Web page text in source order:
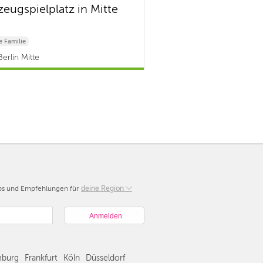
in Mitte
Familie
Mitte
und Empfehlungen für deine Region
Berlin
Hamburg
Düsseldorf
Frankfurt Köln Düsseldorf